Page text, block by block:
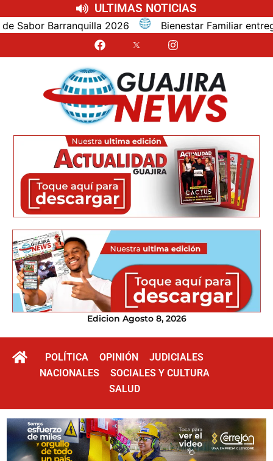
ULTIMAS NOTICIAS
Barranquilla 2026 Bienestar Familiar entrega
Edicion Agosto 8, 2026
POLÍTICA OPINIÓN
JUDICIALES
NACIONALES
SOCIALES Y CULTURA
SALUD